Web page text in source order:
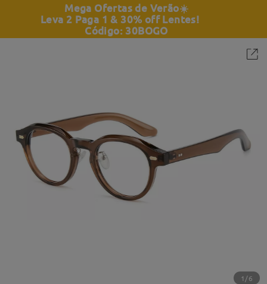
Mega Ofertas de Verão☀️
Leva 2 Paga 1 & 30% off Lentes!
Código: 30BOGO
1/6